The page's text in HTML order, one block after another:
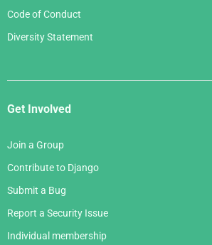
Code of Conduct
Diversity Statement
Get Involved
Join a Group
Contribute to Django
Submit a Bug
Report a Security Issue
Individual membership